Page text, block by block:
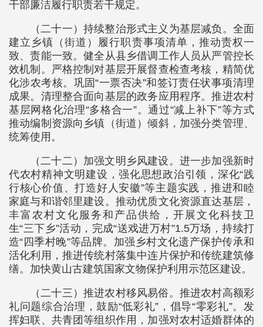
干部廉洁履行职责若干规定。
（二十一）持续整治形式主义为基层减负。全面
建立乡镇（街道）履行职责事项清单，推动责权一
致、责能一致。健全从县乡借调工作人员从严管控长
效机制。严格控制对基层开展督查检查考核，精简优
化涉农考核。巩固“一票否决”和签订责任状事项清理
成果。清理整合面向基层的政务应用程序。推进农村
基层网格化治理“多格合一”。通过“减上补下”等方式
推动编制资源向乡镇（街道）倾斜，加强分类管理、
统筹使用。
（二十二）加强文明乡风建设。进一步加强新时
代农村精神文明建设，强化思想政治引领，深化“践
行核心价值、打造好人安徽”等主题实践，推进和睦
家庭与和谐邻里建设。推动优质文化资源直达基层，
丰富农村文化服务和产品供给，开展文化科技卫
生“三下乡”活动，完成“送戏进万村”1.5万场，持续打
造“四季村晚”等品牌。加强乡村文化遗产保护传承和
活化利用，推进传统村落集中连片保护和传统建筑修
缮。加快黄山古建筑国家文物保护利用示范区建设。
（二十三）推进农村移风易俗。推进农村高额彩
礼问题综合治理，鼓励“低彩礼”，倡导“零彩礼”。发
挥妇联、共青团等组织作用，加强对农村适婚群体的